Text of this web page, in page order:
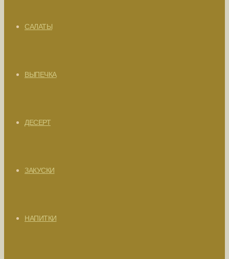
САЛАТЫ
ВЫПЕЧКА
ДЕСЕРТ
ЗАКУСКИ
НАПИТКИ